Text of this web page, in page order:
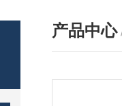
产品中心